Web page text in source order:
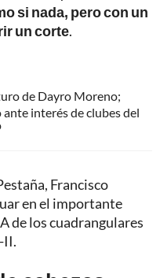
si nada, pero con un
un corte.
de Dayro Moreno;
interés de clubes del
Francisco
en el importante
de los cuadrangulares
II.